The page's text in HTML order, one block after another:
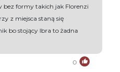
bez formy takich jak Florenzi
z miejsca staną się
bo stojący Ibra to żadna
0